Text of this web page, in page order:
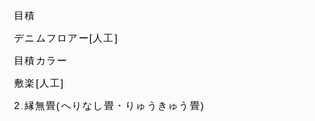
目積
デニムフロアー[人工]
目積カラー
敷楽[人工]
2.縁無畳(へりなし畳・りゅうきゅう畳)